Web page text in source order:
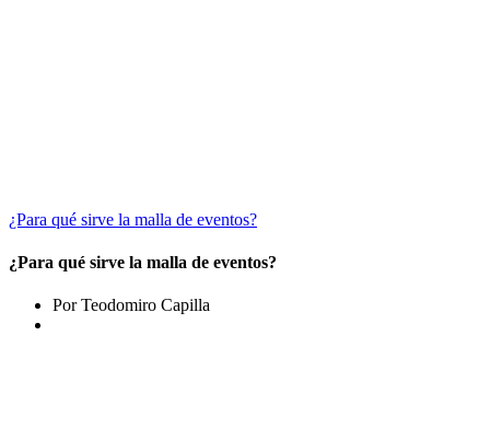
¿Para qué sirve la malla de eventos?
¿Para qué sirve la malla de eventos?
Por Teodomiro Capilla